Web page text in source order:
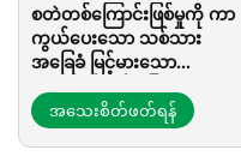
စတဲတစ်ကြောင်းဖြစ်မှုကို ကာ
ကွယ်ပေးသော သစ်သား
အခြေခံ မြင့်မားသော
အသေးစိတ်ဖတ်ရန်